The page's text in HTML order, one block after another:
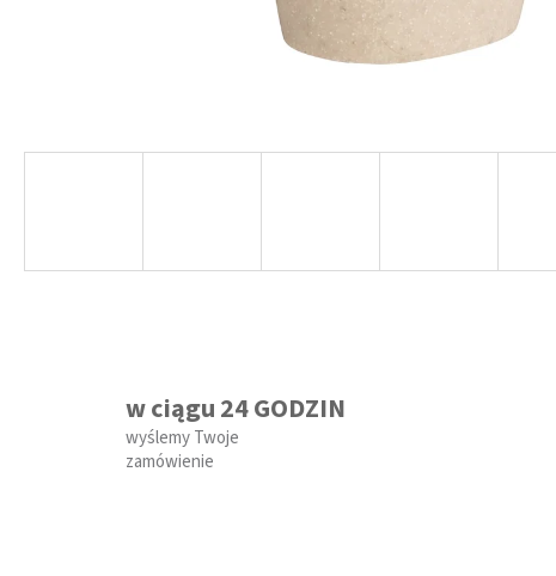
w ciągu 24 GODZIN
wyślemy Twoje
zamówienie